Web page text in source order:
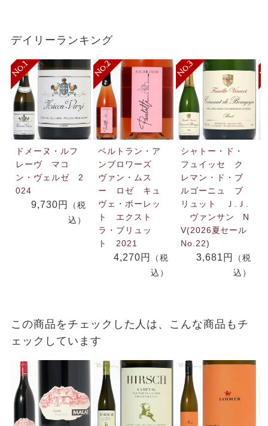
デイリーランキング
ドメーヌ・ルフ
レーヴ マコ
ン・ヴェルゼ 2
024
9,730円
（税
込）
ベルトラン・ア
ンブロワーズ
ヴァン・ムス
ー ロゼ キュ
ヴェ・ポーレッ
ト エクスト
ラ・ブリュッ
ト 2021
4,270円
（税
込）
シャトー・ド・
フュイッセ ク
レマン・ド・ブ
ルゴーニュ ブ
リュット Ｊ.Ｊ.
ヴァンサン N
V(2026夏セール
No.22)
3,681円
（税
込）
この商品をチェックした人は、こんな商品もチ
ェックしています